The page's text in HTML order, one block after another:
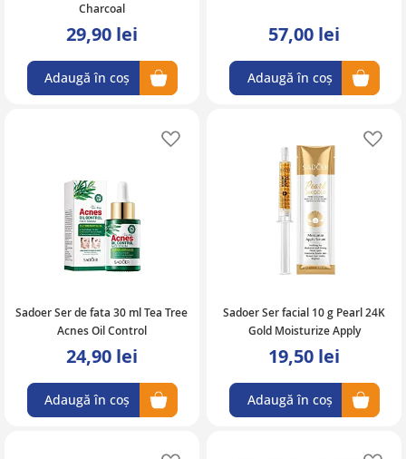
Charcoal
29,90 lei
Adaugă în coș
57,00 lei
Adaugă în coș
Sadoer Ser de fata 30 ml Tea Tree
Acnes Oil Control
24,90 lei
Adaugă în coș
Sadoer Ser facial 10 g Pearl 24K
Gold Moisturize Apply
19,50 lei
Adaugă în coș